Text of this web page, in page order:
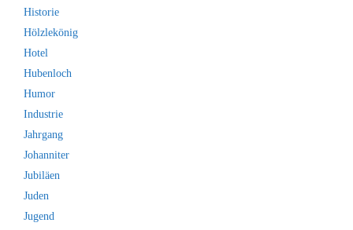
Historie
Hölzlekönig
Hotel
Hubenloch
Humor
Industrie
Jahrgang
Johanniter
Jubiläen
Juden
Jugend